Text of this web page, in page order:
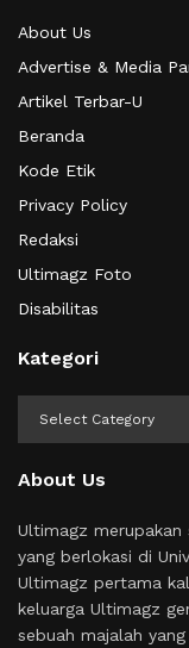
About Us
Advertise & Media
Artikel Terbar-U
Beranda
Kode Etik
Privacy Policy
Redaksi
Ultimagz Foto
Disabilitas
Kategori
About Us
Ultimagz merupakan
yang berlokasi di
Ultimagz pertama
keluarga Ultimagz
sebuah majalah